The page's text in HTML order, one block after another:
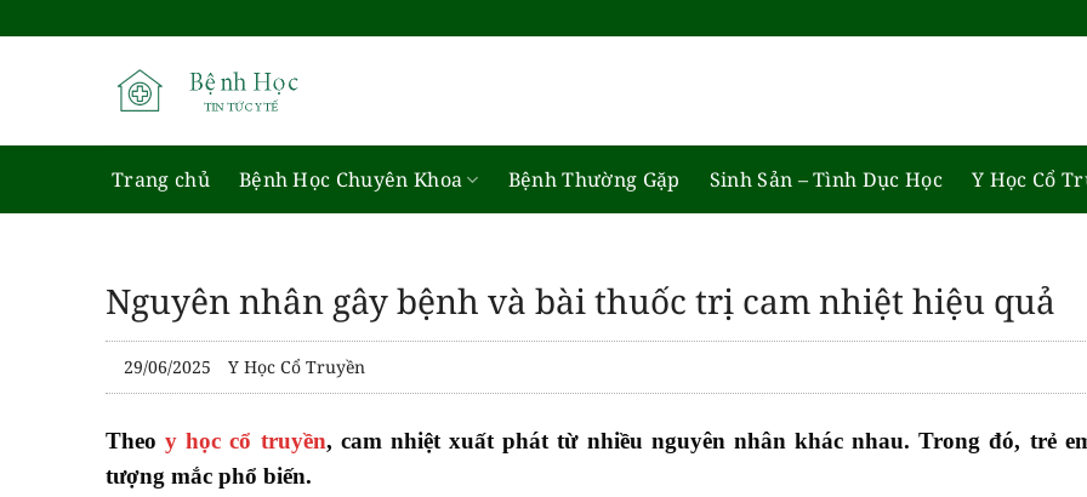
qua
Trang chủ Bệnh Học Chuyên Khoa Bệnh Thường Gặp Sinh Sản – Tình Dục Học Y Học Cổ
Nguyên nhân gây bệnh và bài thuốc trị cam nhiệt hiệu quả
29/06/2025 Y Học Cổ Truyền
Theoy học cổ truyền, cam nhiệt xuất phát từ nhiều nguyên nhân khác nhau. Trong đó, trẻ
tượng mắc phổ biến.